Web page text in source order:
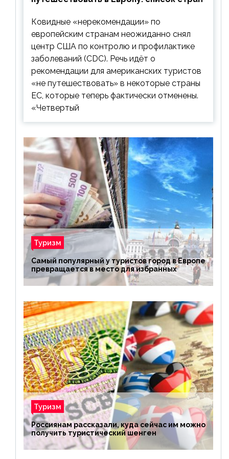
Ковидные «нерекомендации» по
европейским странам неожиданно снял
центр США по контролю и профилактике
заболеваний (CDC). Речь идёт о
рекомендации для американских туристов
«не путешествовать» в некоторые страны
ЕС, которые теперь фактически отменены.
«Четвертый
Туризм
Самый популярный у туристов город в Европе
превращается в место для избранных
Туризм
Россиянам рассказали, куда сейчас им можно
получить туристический шенген